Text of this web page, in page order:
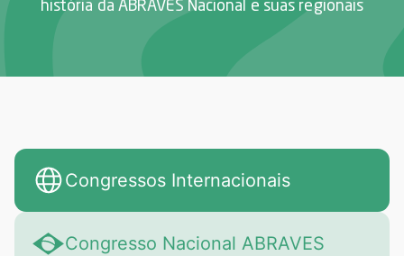
história da ABRAVES Nacional e suas regionais
Congressos Internacionais
Congresso Nacional ABRAVES